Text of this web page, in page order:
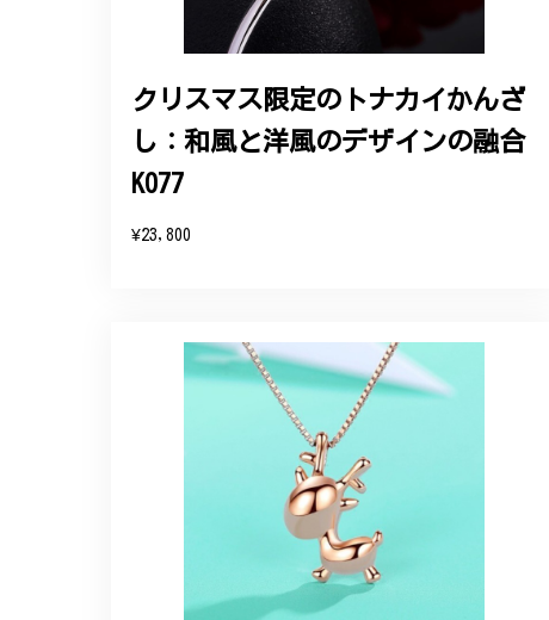
クリスマス限定のトナカイかんざ
し：和風と洋風のデザインの融合
K077
¥23,800